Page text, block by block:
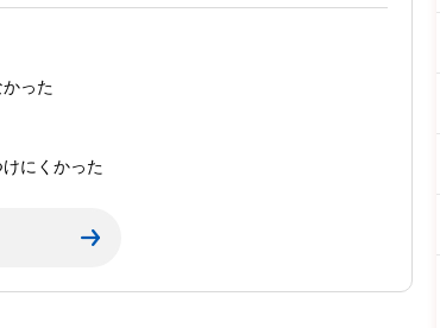
った
にくかった